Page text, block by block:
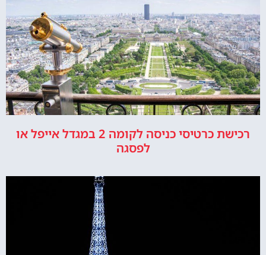
רכישת כרטיסי כניסה לקומה 2 במגדל אייפל או
לפסגה